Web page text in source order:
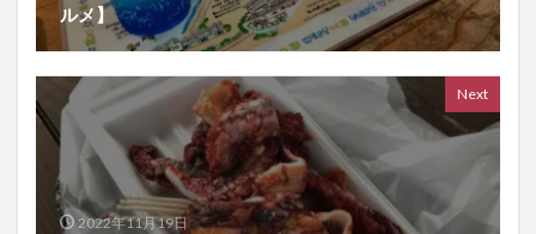
ルメ】
Next
2022年11月19日